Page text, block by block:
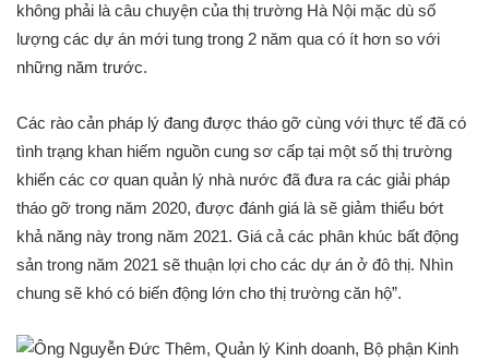
không phải là câu chuyện của thị trường Hà Nội mặc dù số
lượng các dự án mới tung trong 2 năm qua có ít hơn so với
những năm trước.
Các rào cản pháp lý đang được tháo gỡ cùng với thực tế đã có
tình trạng khan hiếm nguồn cung sơ cấp tại một số thị trường
khiến các cơ quan quản lý nhà nước đã đưa ra các giải pháp
tháo gỡ trong năm 2020, được đánh giá là sẽ giảm thiểu bớt
khả năng này trong năm 2021. Giá cả các phân khúc bất động
sản trong năm 2021 sẽ thuận lợi cho các dự án ở đô thị. Nhìn
chung sẽ khó có biến động lớn cho thị trường căn hộ”.